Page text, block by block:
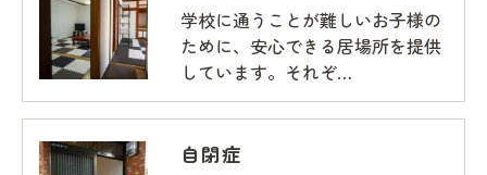
学校に通うことが難しいお子様の
ために、安心できる居場所を提供
しています。それぞ…
自閉症